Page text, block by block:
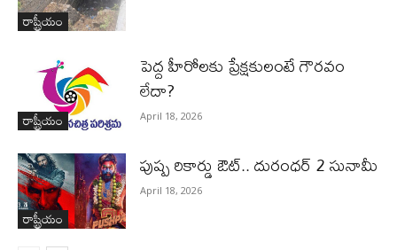
రాష్ట్రీయం
రాష్ట్రీయం
పెద్ద హీరోల‌కు ప్రేక్ష‌కులంటే గౌర‌వం
లేదా?
April 18, 2026
రాష్ట్రీయం
పుష్ప రికార్డు ఔట్‌.. దురంధ‌ర్ 2 సునామీ
April 18, 2026